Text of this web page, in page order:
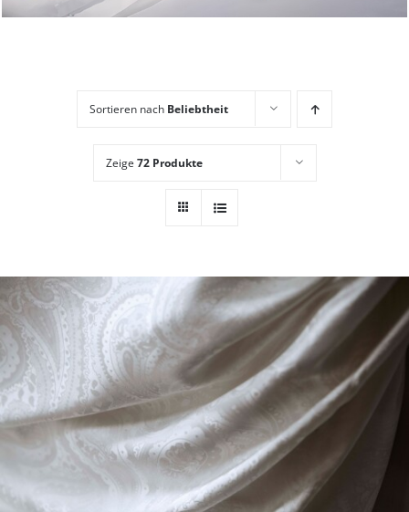
Sortieren nach Beliebtheit
Zeige 72 Produkte